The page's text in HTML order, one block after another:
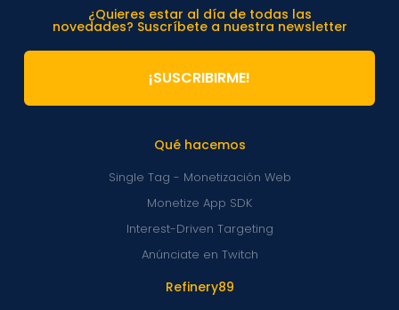
Refinery89
Qué hacemos
Single Tag - Monetización Web
Monetize App SDK
Interest-Driven Targeting
Anúnciate en Twitch
¿Quieres estar al día de todas las
novedades? Suscríbete a nuestra newsletter
¡SUSCRIBIRME!